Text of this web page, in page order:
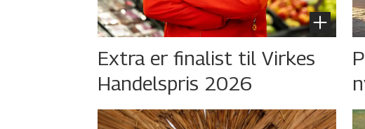
Extra er finalist til Virkes
Handelspris 2026